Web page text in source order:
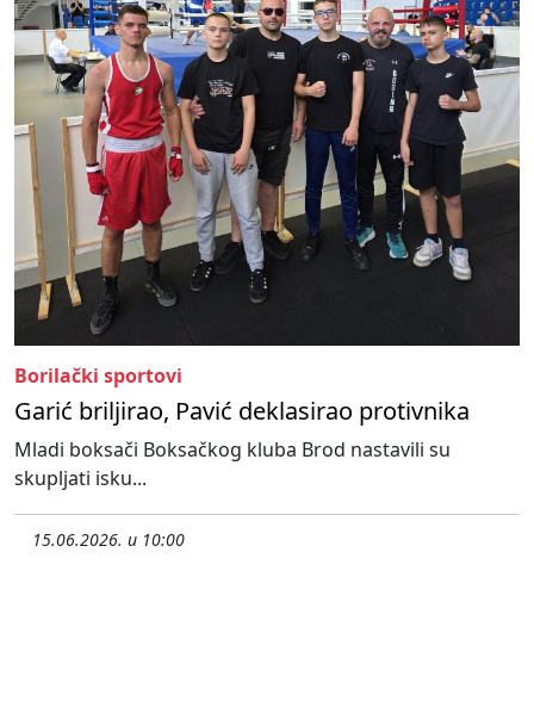
Borilački sportovi
Garić briljirao, Pavić deklasirao protivnika
Mladi boksači Boksačkog kluba Brod nastavili su
skupljati isku...
15.06.2026. u 10:00